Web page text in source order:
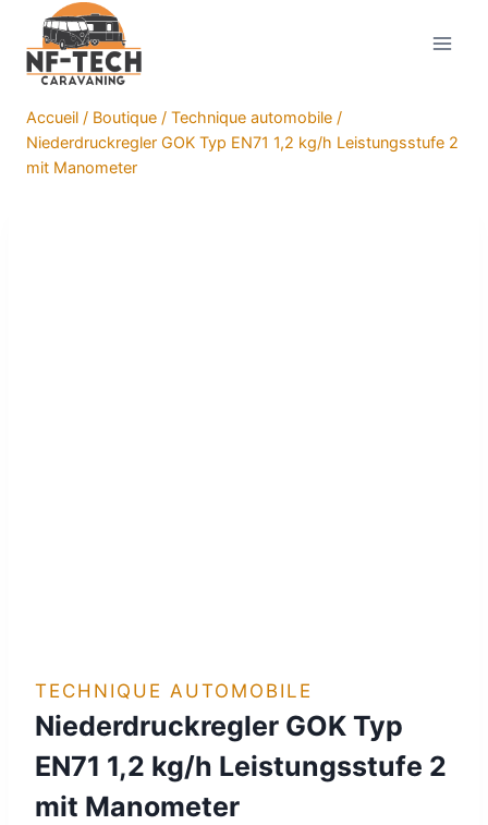
contenu
Accueil / Boutique / Technique automobile /
Niederdruckregler GOK Typ EN71 1,2 kg/h Leistungsstufe 2
mit Manometer
TECHNIQUE AUTOMOBILE
Niederdruckregler GOK Typ
EN71 1,2 kg/h Leistungsstufe 2
mit Manometer